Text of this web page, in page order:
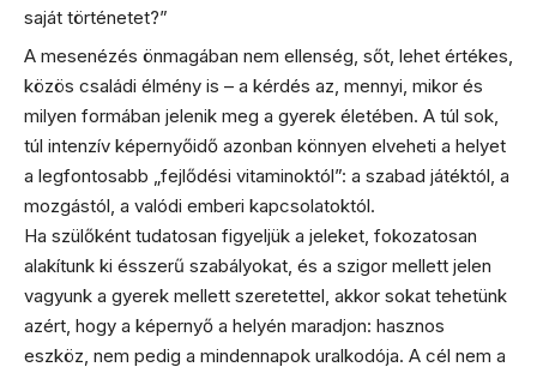
saját történetet?”
A mesenézés önmagában nem ellenség, sőt, lehet értékes,
közös családi élmény is – a kérdés az, mennyi, mikor és
milyen formában jelenik meg a gyerek életében. A túl sok,
túl intenzív képernyőidő azonban könnyen elveheti a helyet
a legfontosabb „fejlődési vitaminoktól”: a szabad játéktól, a
mozgástól, a valódi emberi kapcsolatoktól.
Ha szülőként tudatosan figyeljük a jeleket, fokozatosan
alakítunk ki ésszerű szabályokat, és a szigor mellett jelen
vagyunk a gyerek mellett szeretettel, akkor sokat tehetünk
azért, hogy a képernyő a helyén maradjon: hasznos
eszköz, nem pedig a mindennapok uralkodója. A cél nem a